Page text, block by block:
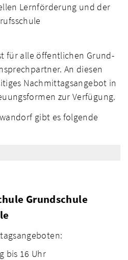
Lernförderung und der
für alle öffentlichen Grund-
An diesen
Nachmittagsangebot in
zur Verfügung.
gibt es folgende
Grundschule
bis 16 Uhr